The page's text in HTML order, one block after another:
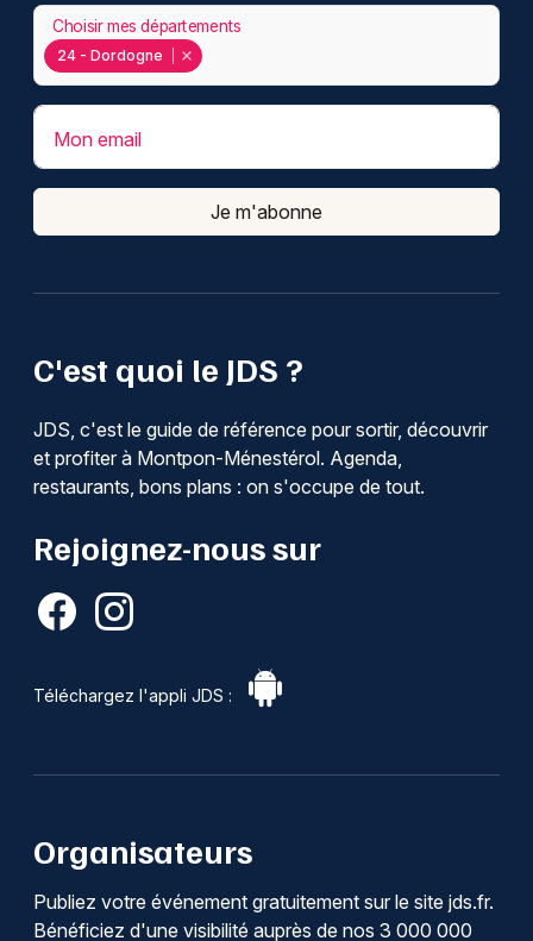
C'est quoi le JDS ?
JDS, c'est le guide de référence pour sortir, découvrir
et profiter à Montpon-Ménestérol. Agenda,
restaurants, bons plans : on s'occupe de tout.
Rejoignez-nous sur
Téléchargez l'appli JDS :
24 - Dordogne
Choisir mes départements
Mon email
Je m'abonne
Organisateurs
Publiez votre événement gratuitement sur le site jds.fr.
Bénéficiez d'une visibilité auprès de nos 3 000 000